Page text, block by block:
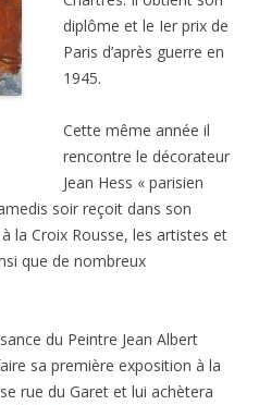
diplôme et le Ier prix de
Paris d’après guerre en
1945.
Cette même année il
rencontre le décorateur
Jean Hess « parisien
soir reçoit dans son
la Croix Rousse, les artistes et
que de nombreux
du Peintre Jean Albert
sa première exposition à la
rue du Garet et lui achètera